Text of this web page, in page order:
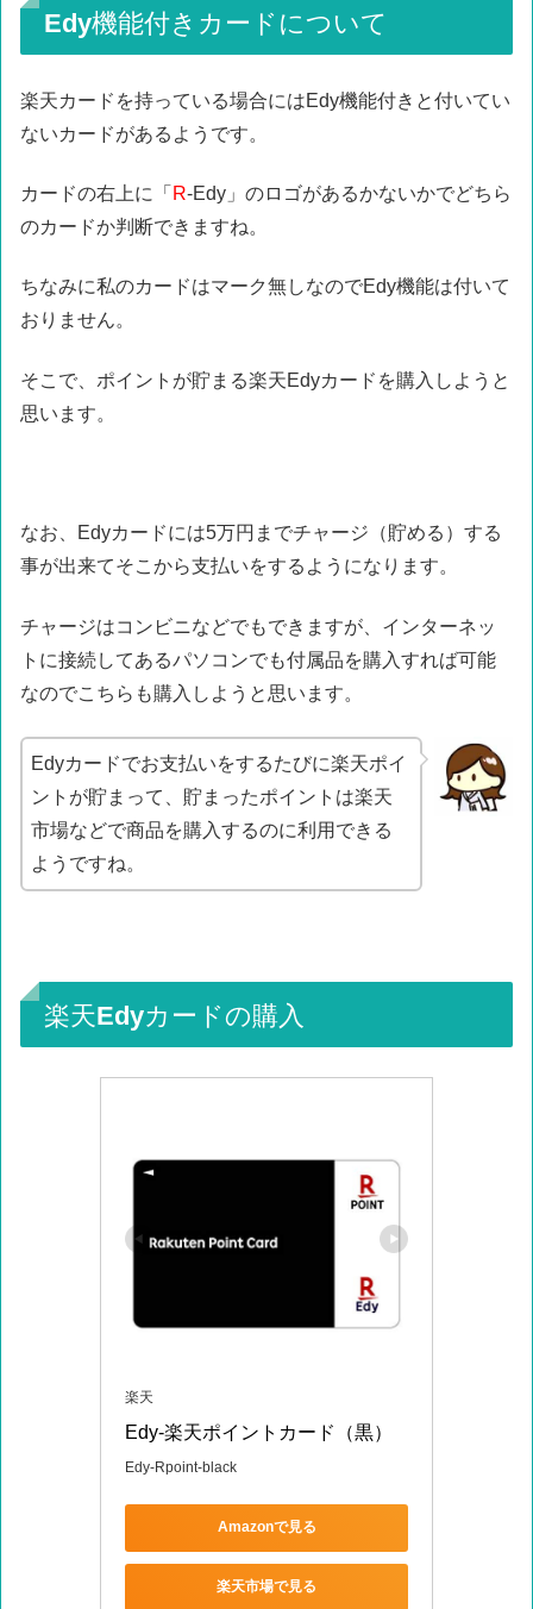
Edy機能付きカードについて
楽天カードを持っている場合にはEdy機能付きと付いてい
ないカードがあるようです。
カードの右上に「 R-Edy」のロゴがあるかないかでどちら
のカードか判断できますね。
ちなみに私のカードはマーク無しなのでEdy機能は付いて
おりません。
そこで、ポイントが貯まる楽天Edyカードを購入しようと
思います。
なお、Edyカードには5万円までチャージ（貯める）する
事が出来てそこから支払いをするようになります。
チャージはコンビニなどでもできますが、インターネッ
トに接続してあるパソコンでも付属品を購入すれば可能
なのでこちらも購入しようと思います。
Edyカードでお支払いをするたびに楽天ポイ
ントが貯まって、貯まったポイントは楽天
市場などで商品を購入するのに利用できる
ようですね。
楽天Edyカードの購入
楽天
Edy-楽天ポイントカード（黒）
Edy-Rpoint-black
Amazonで見る
楽天市場で見る